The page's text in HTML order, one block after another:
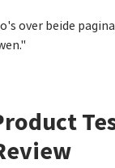
over beide